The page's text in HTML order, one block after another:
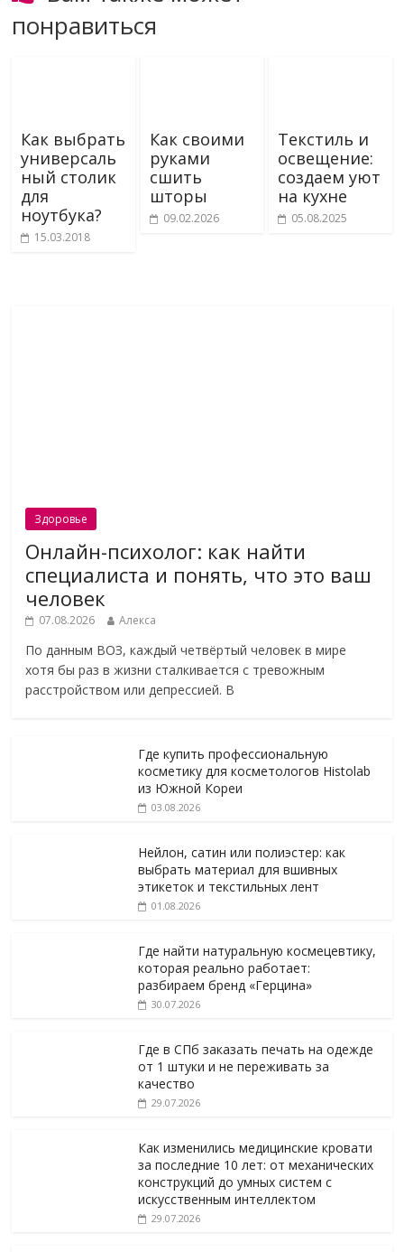
понравиться
Как выбрать
универсаль
ный столик
для
ноутбука?
15.03.2018
Как своими
руками
сшить
шторы
09.02.2026
Текстиль и
освещение:
создаем уют
на кухне
05.08.2025
Здоровье
Онлайн-психолог: как найти
специалиста и понять, что это ваш
человек
07.08.2026 Алекса
По данным ВОЗ, каждый четвёртый человек в мире
хотя бы раз в жизни сталкивается с тревожным
расстройством или депрессией. В
Где купить профессиональную
косметику для косметологов Histolab
из Южной Кореи
03.08.2026
Нейлон, сатин или полиэстер: как
выбрать материал для вшивных
этикеток и текстильных лент
01.08.2026
Где найти натуральную космецевтику,
которая реально работает:
разбираем бренд «Герцина»
30.07.2026
Где в СПб заказать печать на одежде
от 1 штуки и не переживать за
качество
29.07.2026
Как изменились медицинские кровати
за последние 10 лет: от механических
конструкций до умных систем с
искусственным интеллектом
29.07.2026